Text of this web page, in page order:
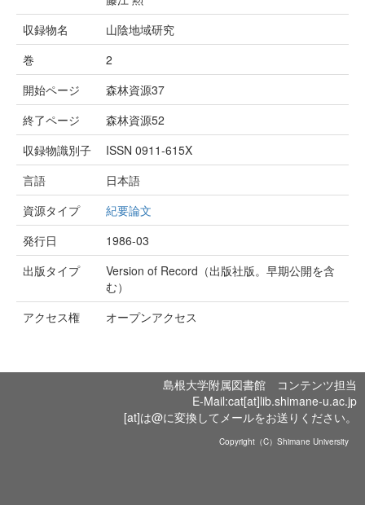
収録物名
山陰地域研究
巻
2
開始ページ
森林資源37
終了ページ
森林資源52
収録物識別子
ISSN 0911-615X
言語
日本語
資源タイプ
紀要論文
発行日
1986-03
出版タイプ
Version of Record（出版社版。早期公開を含
む）
アクセス権
オープンアクセス
島根大学附属図書館 コンテンツ担当
E-Mail:cat[at]lib.shimane-u.ac.jp
[at]は@に変換してメールをお送りください。
Copyright（C）Shimane University